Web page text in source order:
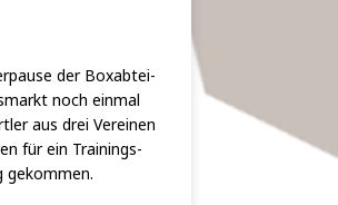
der Box­ab­tei­
noch ein­mal
aus drei Ver­ei­nen
für ein Trai­nings­
gekommen.